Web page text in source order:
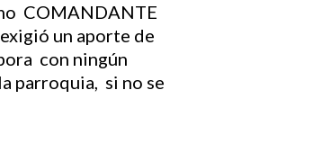
COMANDANTE
un aporte de
con ningún
parroquia, si no se